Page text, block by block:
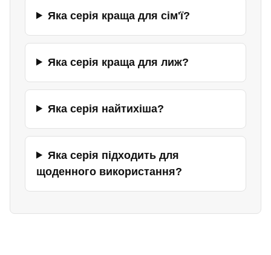
Яка серія краща для сім'ї?
Яка серія краща для лиж?
Яка серія найтихіша?
Яка серія підходить для
щоденного використання?